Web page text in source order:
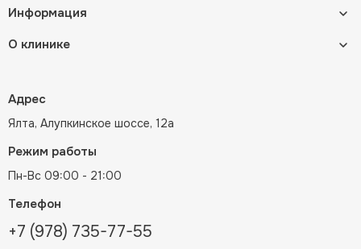
Информация
О клинике
Адрес
Ялта, Алупкинское шоссе, 12а
Телефон
+7 (978) 735-77-55
Режим работы
Пн-Вс 09:00 - 21:00